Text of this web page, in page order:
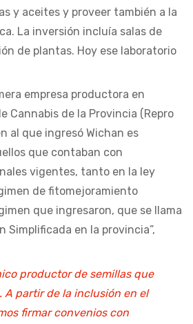
y aceites y proveer también a la
La inversión incluía salas de
de plantas. Hoy ese laboratorio
empresa productora en
Cannabis de la Provincia (Repro
al que ingresó Wichan es
que contaban con
vigentes, tanto en la ley
de fitomejoramiento
que ingresaron, que se llama
Simplificada en la provincia”,
productor de semillas que
A partir de la inclusión en el
firmar convenios con